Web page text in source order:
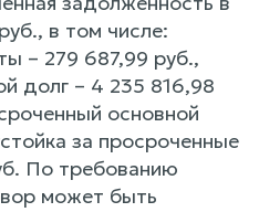
в том числе:
– 279 687,99 руб.,
долг – 4 235 816,98
основной
за просроченные
По требованию
может быть